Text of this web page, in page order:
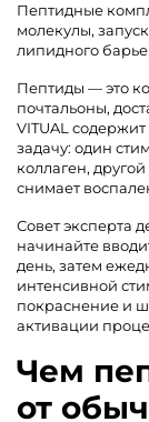
Пептидные
молекулы,
липидного
Пептиды — это
почтальоны,
VITUAL
задачу: один
коллаген,
снимает
Совет эксперта
начинайте
день, затем
интенсивной
покраснение и
активации
Чем
от